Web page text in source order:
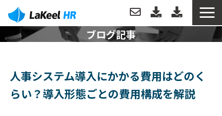
トップ
機能
ブログ記事
人事システム導入にかかる費用はどのく
らい？導入形態ごとの費用構成を解説